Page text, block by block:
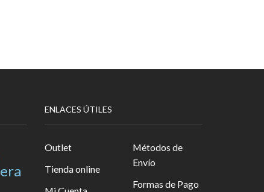
ENLACES ÚTILES
Outlet
Tienda online
Métodos de
Envío
Formas de Pago